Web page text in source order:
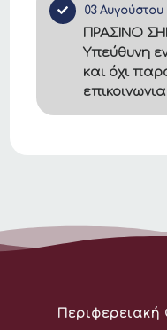
03 Αυγούστου
ΠΡΑΣΙΝΟ
Υπεύθυνη
και όχι
Διεύθυνση: